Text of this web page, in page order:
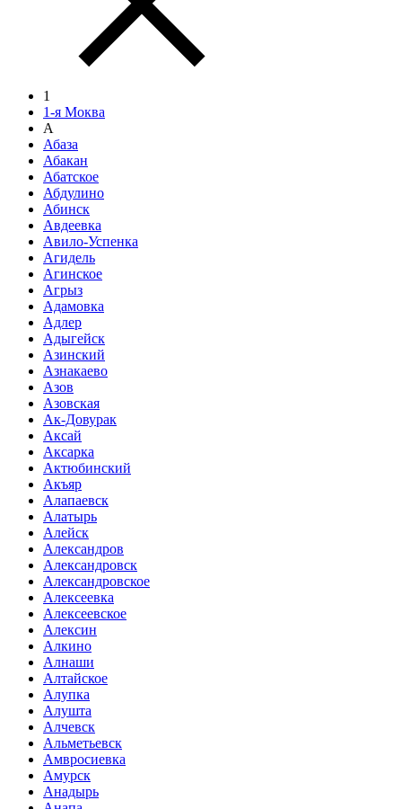
1
1-я Моква
А
Абаза
Абакан
Абатское
Абдулино
Абинск
Авдеевка
Авило-Успенка
Агидель
Агинское
Агрыз
Адамовка
Адлер
Адыгейск
Азинский
Азнакаево
Азов
Азовская
Ак-Довурак
Аксай
Аксарка
Актюбинский
Акъяр
Алапаевск
Алатырь
Алейск
Александров
Александровск
Александровское
Алексеевка
Алексеевское
Алексин
Алкино
Алнаши
Алтайское
Алупка
Алушта
Алчевск
Альметьевск
Амвросиевка
Амурск
Анадырь